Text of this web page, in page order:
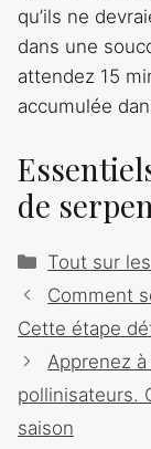
qu’ils ne
dans une
attendez 15
accumulée
de
Catégories
Tout sur
Navigation
des
Comment
Cette étape
Apprenez
pollinisateurs.
saison